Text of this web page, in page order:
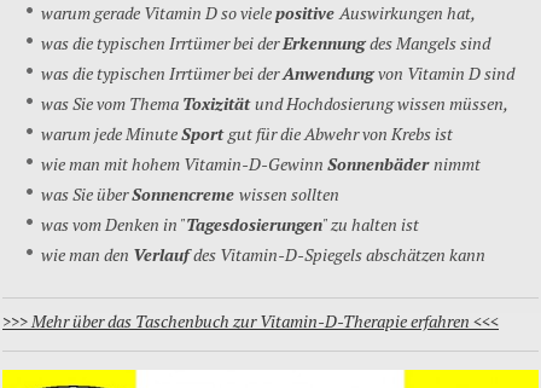
warum gerade Vitamin D so vielepositiveAuswirkungen hat,
was die typischen Irrtümer bei derErkennungdes Mangels sind
was die typischen Irrtümer bei derAnwendungvon Vitamin D sind
was Sie vom Thema Toxizitätund Hochdosierung wissen müssen,
warum jede MinuteSportgut für die Abwehr von Krebs ist
wie man mit hohem Vitamin-D-Gewinn Sonnenbädernimmt
was Sie überSonnencreme wissen sollten
was vom Denken in "Tagesdosierungen" zu halten ist
wie man den Verlaufdes Vitamin-D-Spiegels abschätzen kann
>>> Mehr über das Taschenbuch zur Vitamin-D-Therapie erfahren <<<